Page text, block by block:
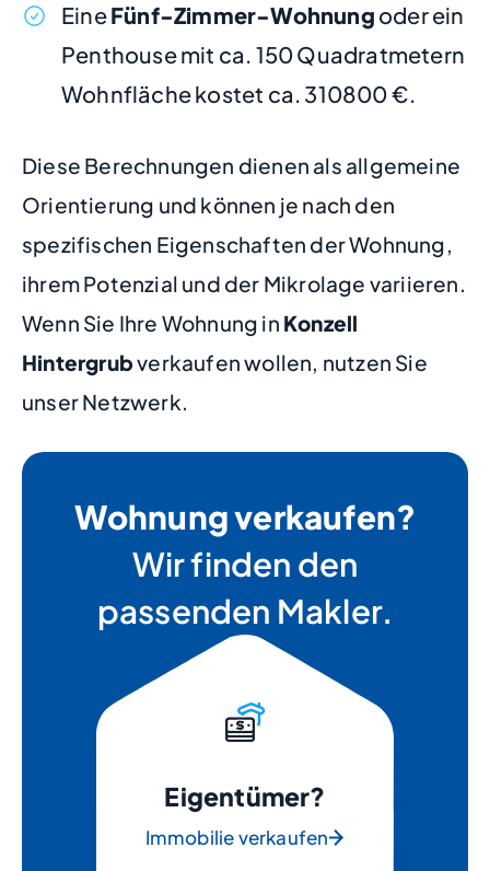
EineFünf-Zimmer-Wohnung oder ein
Penthouse mit ca. 150 Quadratmetern
Wohnfläche kostet ca. 310800 €.
Diese Berechnungen dienen als allgemeine
Orientierung und können je nach den
spezifischen Eigenschaften der Wohnung,
ihrem Potenzial und der Mikrolage variieren.
Wenn Sie Ihre Wohnung in Konzell
Hintergrubverkaufen wollen, nutzen Sie
unser Netzwerk.
Wohnung verkaufen?
Wir finden den
passenden Makler.
Eigentümer?
Immobilie verkaufen